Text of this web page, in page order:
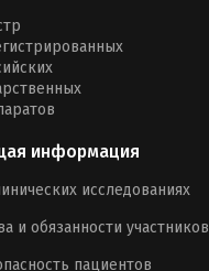
информация
исследованиях
и обязанности участников
пациентов